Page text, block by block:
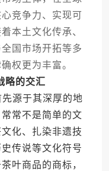
竞争力、实现可
本土文化传承、
国市场开拓等多
权更为丰富。
略的交汇
源于其深厚的地
常不是简单的文
化、扎染非遗技
传说等文化符号
叶商品的商标，